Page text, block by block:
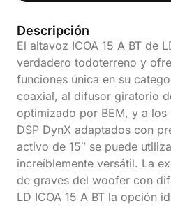
Descripción
El altavoz ICOA 15 A BT de
verdadero todoterreno y
funciones única en su
coaxial, al difusor giratorio
optimizado por BEM, y a
DSP DynX adaptados con
activo de 15″ se puede
increíblemente versátil. La
de graves del woofer con
LD ICOA 15 A BT la opción